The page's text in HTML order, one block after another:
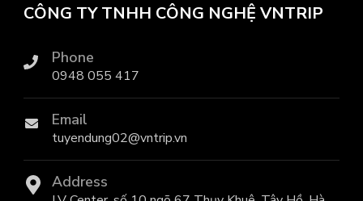
CÔNG TY TNHH CÔNG NGHỆ VNTRIP
Phone
0948 055 417
Email
tuyendung02@vntrip.vn
Address